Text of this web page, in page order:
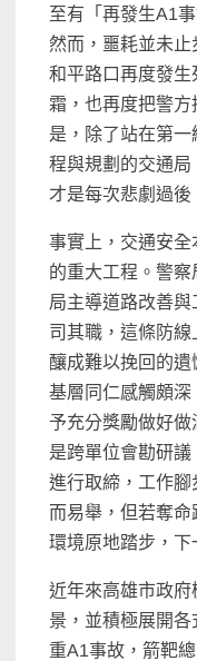
至有「再發生A1
然而，噩耗並未
和平路口再度發
霜，也再度把警
是，除了站在第
程與規劃的交通
才是每次悲劇過後
事實上，交通安
的重大工程。警
局主導道路改善
司其職，這條防
釀成難以挽回的
基層同仁感觸頗
予充分獎勵做好
是跨單位會勘研
進行取締，工作
而易舉，但若奪
環境原地踏步，下
近年來高雄市政
景，並積極展開
重A1事故，箭靶